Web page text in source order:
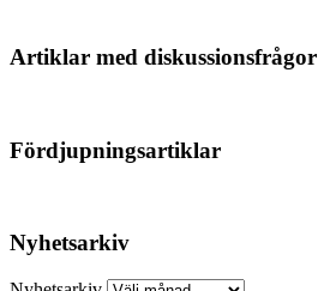
Artiklar med diskussionsfrågor
Fördjupningsartiklar
Nyhetsarkiv